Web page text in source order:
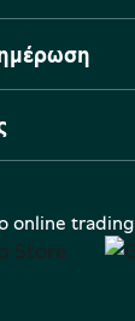
online